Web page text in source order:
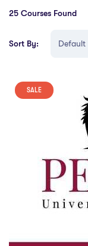
25 Courses Found
Sort By:
SALE